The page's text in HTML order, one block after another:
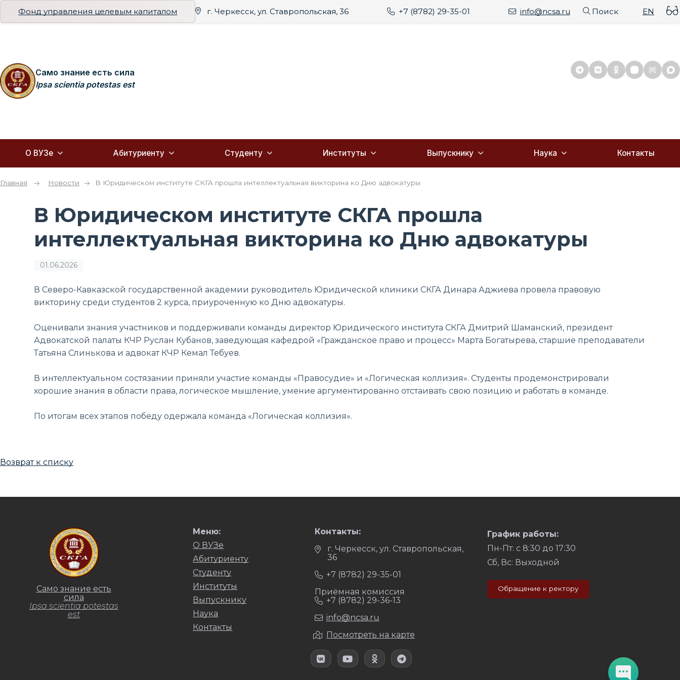
Фонд управления целевым капиталом г. Черкесск, ул. Ставропольская, 36 +7 (8782) 29-35-01 info@ncsa.ru Поиск EN
Само знание есть сила
Ipsa scientia potestas est
О ВУЗе Абитуриенту Студенту Институты Выпускнику Наука Контакты
Главная Новости В Юридическом институте СКГА прошла интеллектуальная викторина ко Дню адвокатуры
В Юридическом институте СКГА прошла
интеллектуальная викторина ко Дню адвокатуры
01.06.2026
В Северо-Кавказской государственной академии руководитель Юридической клиники СКГА Динара Аджиева провела правовую
викторину среди студентов 2 курса, приуроченную ко Дню адвокатуры.
Оценивали знания участников и поддерживали команды директор Юридического института СКГА Дмитрий Шаманский, президент
Адвокатской палаты КЧР Руслан Кубанов, заведующая кафедрой «Гражданское право и процесс» Марта Богатырева, старшие преподаватели
Татьяна Слинькова и адвокат КЧР Кемал Тебуев.
В интеллектуальном состязании приняли участие команды «Правосудие» и «Логическая коллизия». Студенты продемонстрировали
хорошие знания в области права, логическое мышление, умение аргументированно отстаивать свою позицию и работать в команде.
По итогам всех этапов победу одержала команда «Логическая коллизия».
Возврат к списку
Само знание есть
сила
Ipsa scientia potestas
est
Меню:
О ВУЗе
Абитуриенту
Студенту
Институты
Выпускнику
Наука
Контакты
Контакты:
г. Черкесск, ул. Ставропольская,
36
+7 (8782) 29-35-01
Приёмная комиссия
+7 (8782) 29-36-13
info@ncsa.ru
Посмотреть на карте
График работы:
Пн-Пт: с 8:30 до 17:30
Сб, Вс: Выходной
Обращение к ректору